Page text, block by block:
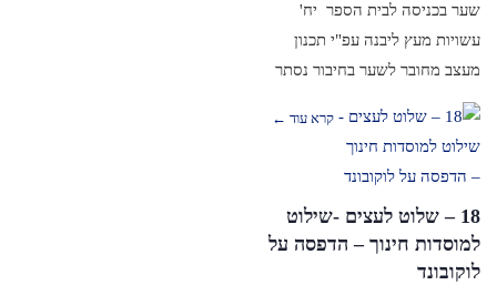
שער בכניסה לבית הספר יח'
עשויות מעץ ליבנה עפ"י תכנון
מעצב מחובר לשער בחיבור נסתר
קרא עוד ←
18 – שלוט לעצים -שילוט
למוסדות חינוך – הדפסה על
לוקובונד